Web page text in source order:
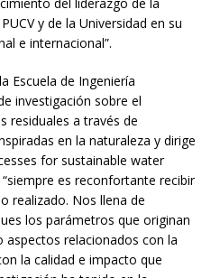
y de la Universidad en su
e internacional”.
Escuela de Ingeniería
investigación sobre el
residuales a través de
en la naturaleza y dirige
for sustainable water
es reconfortante recibir
realizado. Nos llena de
los parámetros que originan
aspectos relacionados con la
la calidad e impacto que